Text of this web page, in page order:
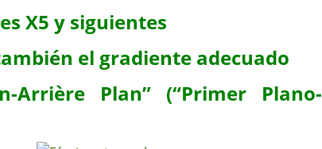
X5 y siguientes
el gradiente adecuado
Arrière Plan” (“Primer Plano-